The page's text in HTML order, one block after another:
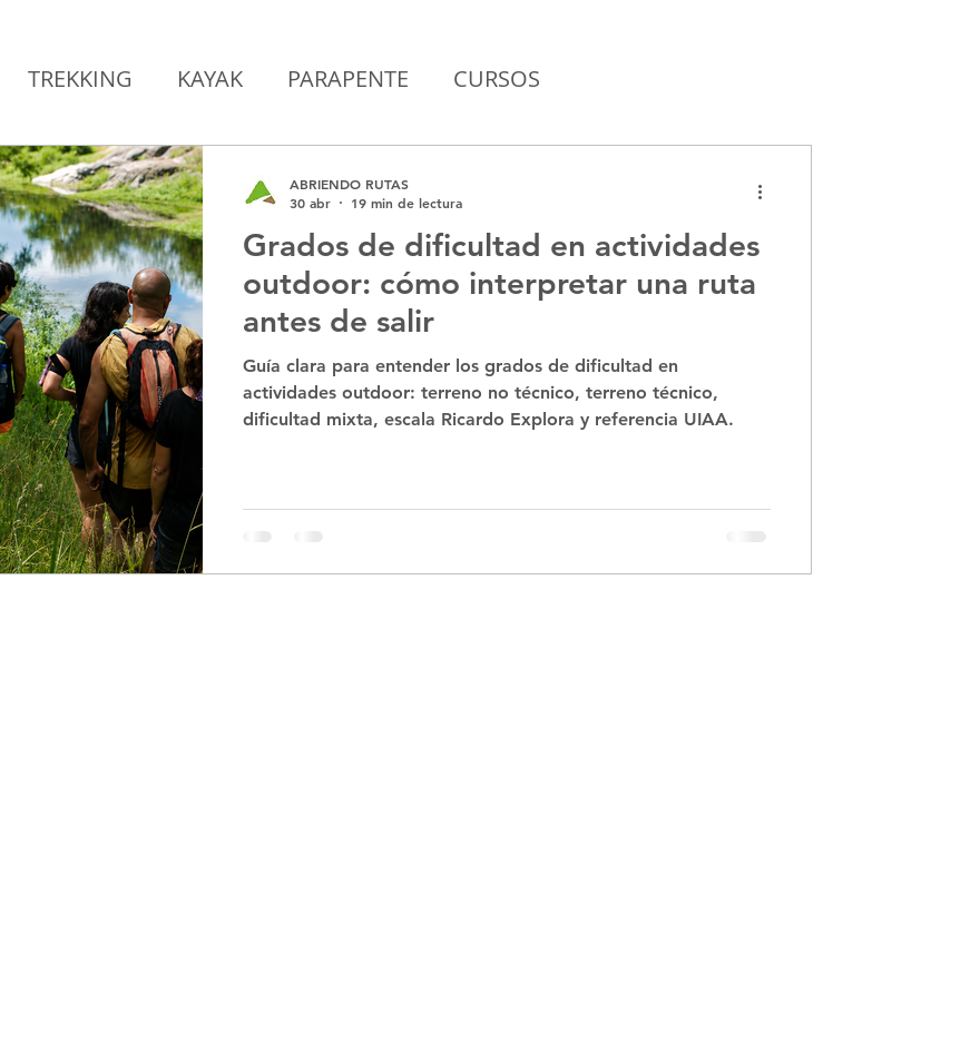
TREKKING KAYAK PARAPENTE CURSOS
CIENCIA EDUCACION
ARQUEOTURISMO ETNOTURISMO Parques Nacionales
Grados de dificultad en actividades
outdoor: cómo interpretar una ruta
antes de salir
Guía clara para entender los grados de dificultad en
actividades outdoor: terreno no técnico, terreno técnico,
dificultad mixta, escala Ricardo Explora y referencia UIAA.
ABRIENDO RUTAS
30 abr
19 min de lectura